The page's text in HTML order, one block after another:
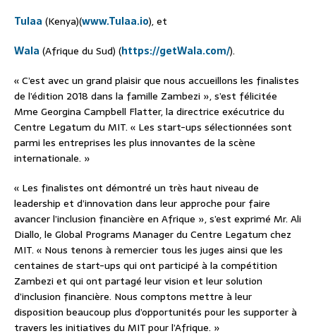
Tulaa (Kenya)(www.Tulaa.io), et
Wala (Afrique du Sud) (https://getWala.com/).
« C’est avec un grand plaisir que nous accueillons les finalistes
de l’édition 2018 dans la famille Zambezi », s’est félicitée
Mme Georgina Campbell Flatter, la directrice exécutrice du
Centre Legatum du MIT. « Les start-ups sélectionnées sont
parmi les entreprises les plus innovantes de la scène
internationale. »
« Les finalistes ont démontré un très haut niveau de
leadership et d’innovation dans leur approche pour faire
avancer l’inclusion financière en Afrique », s’est exprimé Mr. Ali
Diallo, le Global Programs Manager du Centre Legatum chez
MIT. « Nous tenons à remercier tous les juges ainsi que les
centaines de start-ups qui ont participé à la compétition
Zambezi et qui ont partagé leur vision et leur solution
d’inclusion financière. Nous comptons mettre à leur
disposition beaucoup plus d’opportunités pour les supporter à
travers les initiatives du MIT pour l’Afrique. »